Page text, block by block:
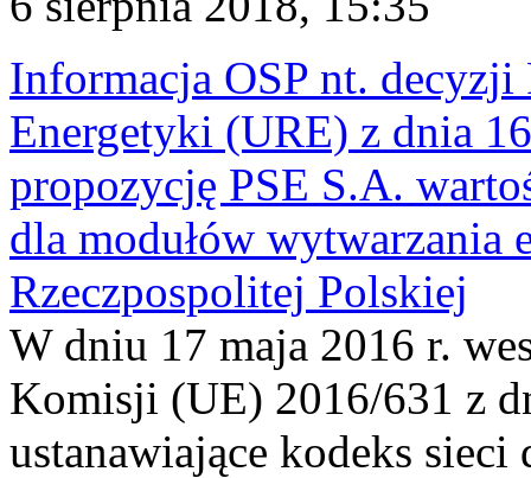
Informacja OSP nt. decyzji
Energetyki (URE) z dnia
propozycję PSE S.A.
dla modułów
Rzeczpospolitej Polskiej
W dniu 17 maja 2016 r.
Komisji (UE) 2016/631 z
ustanawiające kodeks